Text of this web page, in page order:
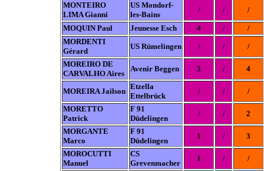
MONTEIRO
LIMA Gianni
US Mondorf-
les-Bains
/ / /
MOQUIN Paul Jeunesse Esch 4 /
/
MORDENTI
Gérard
US Rümelingen / /
/
MOREIRO DE
CARVALHO Aires
Avenir Beggen 3 / 4
MOREIRA Jailson
Etzella
Ettelbrück
/ /
/
MORETTO
Patrick
F 91
Düdelingen
/ /
2
MORGANTE
Marco
F 91
Düdelingen
1 /
3
MOROCUTTI
Manuel
CS
Grevenmacher
1 / /